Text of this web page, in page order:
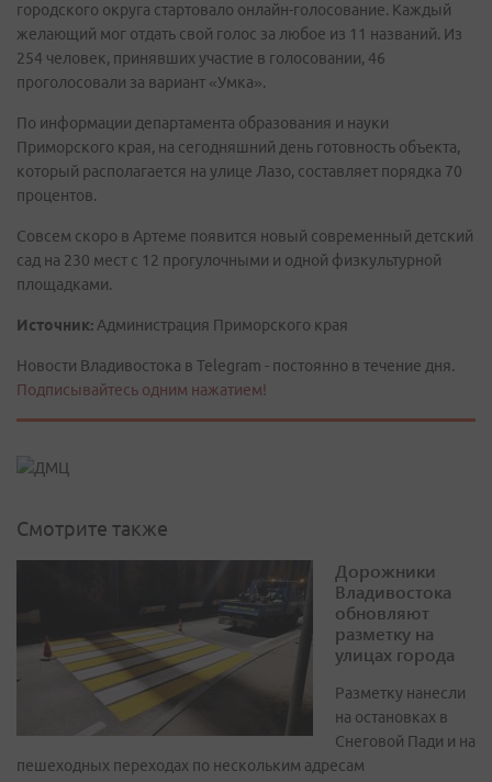
городского округа стартовало онлайн-голосование. Каждый
желающий мог отдать свой голос за любое из 11 названий. Из
254 человек, принявших участие в голосовании, 46
проголосовали за вариант «Умка».
По информации департамента образования и науки
Приморского края, на сегодняшний день готовность объекта,
который располагается на улице Лазо, составляет порядка 70
процентов.
Совсем скоро в Артеме появится новый современный детский
сад на 230 мест с 12 прогулочными и одной физкультурной
площадками.
Источник: Администрация Приморского края
Новости Владивостока в Telegram - постоянно в течение дня.
Подписывайтесь одним нажатием!
Смотрите также
Дорожники
Владивостока
обновляют
разметку на
улицах города
Разметку нанесли
на остановках в
Снеговой Пади и на
пешеходных переходах по нескольким адресам